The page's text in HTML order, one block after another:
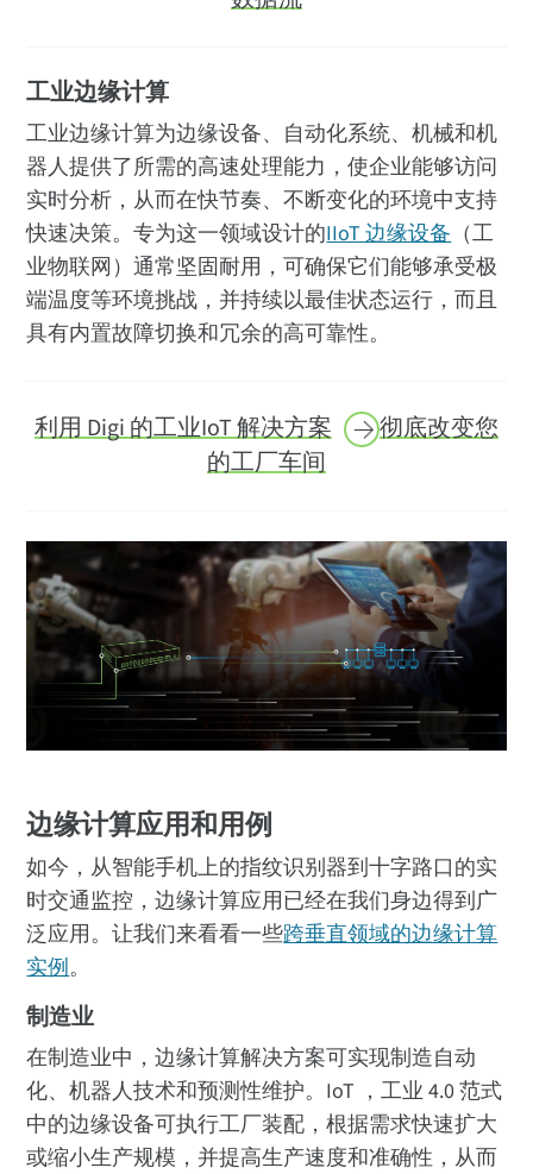
工业边缘计算
工业边缘计算为边缘设备、自动化系统、机械和机
器人提供了所需的高速处理能力，使企业能够访问
实时分析，从而在快节奏、不断变化的环境中支持
快速决策。专为这一领域设计的IIoT 边缘设备（工
业物联网）通常坚固耐用，可确保它们能够承受极
端温度等环境挑战，并持续以最佳状态运行，而且
具有内置故障切换和冗余的高可靠性。
利用 Digi 的工业IoT解决方案
彻底改变您
的工厂车间
边缘计算应用和用例
如今，从智能手机上的指纹识别器到十字路口的实
时交通监控，边缘计算应用已经在我们身边得到广
泛应用。让我们来看看一些跨垂直领域的边缘计算
实例。
制造业
在制造业中，边缘计算解决方案可实现制造自动
化、机器人技术和预测性维护。IoT ，工业 4.0 范式
中的边缘设备可执行工厂装配，根据需求快速扩大
或缩小生产规模，并提高生产速度和准确性，从而